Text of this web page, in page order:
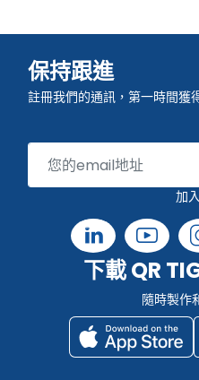
保持跟進
註冊我們的通訊，第一時間獲
加
下載 QR
隨時製作